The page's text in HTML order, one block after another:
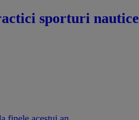
sporturi nautice